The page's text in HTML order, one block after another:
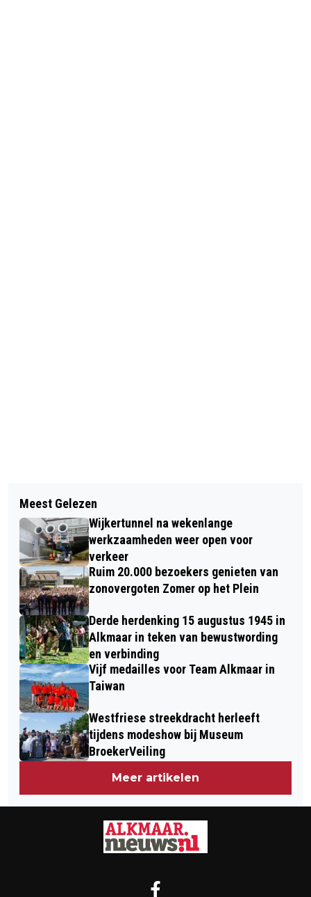
STEUN VOOR CULTURELE
INSTELLINGEN IN ALKMAAR,
HAARLEM, HAARLEMMERMEER EN
ZANDVOORT
DIGITALE AFVALKALENDER WORDT
STANDAARD IN ALKMAAR
Meest Gelezen
Wijkertunnel na wekenlange
werkzaamheden weer open voor
verkeer
Ruim 20.000 bezoekers genieten van
zonovergoten Zomer op het Plein
Derde herdenking 15 augustus 1945 in
Alkmaar in teken van bewustwording
en verbinding
Vijf medailles voor Team Alkmaar in
Taiwan
Westfriese streekdracht herleeft
tijdens modeshow bij Museum
BroekerVeiling
Meer artikelen